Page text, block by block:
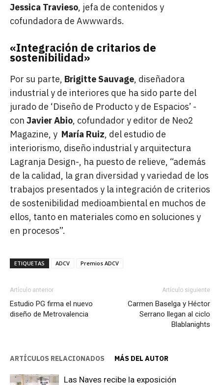
Jessica Travieso, jefa de contenidos y
cofundadora de Awwwards.
«Integración de critarios de
sostenibilidad»
Por su parte, Brigitte Sauvage, diseñadora
industrial y de interiores que ha sido parte del
jurado de ‘Diseño de Producto y de Espacios’ -
con Javier Abio, cofundador y editor de Neo2
Magazine, y María Ruiz, del estudio de
interiorismo, diseño industrial y arquitectura
Lagranja Design-, ha puesto de relieve, “además
de la calidad, la gran diversidad y variedad de los
trabajos presentados y la integración de criterios
de sostenibilidad medioambiental en muchos de
ellos, tanto en materiales como en soluciones y
en procesos”.
ETIQUETAS ADCV Premios ADCV
Artículo anterior
Estudio PG firma el nuevo
diseño de Metrovalencia
Artículo siguiente
Carmen Baselga y Héctor
Serrano llegan al ciclo
Blablanights
ARTÍCULOS RELACIONADOS MÁS DEL AUTOR
Las Naves recibe la exposición